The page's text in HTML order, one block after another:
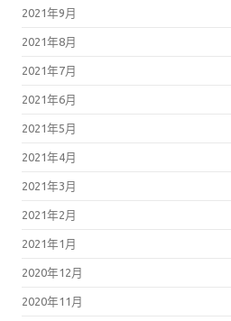
2021年9月
2021年8月
2021年7月
2021年6月
2021年5月
2021年4月
2021年3月
2021年2月
2021年1月
2020年12月
2020年11月